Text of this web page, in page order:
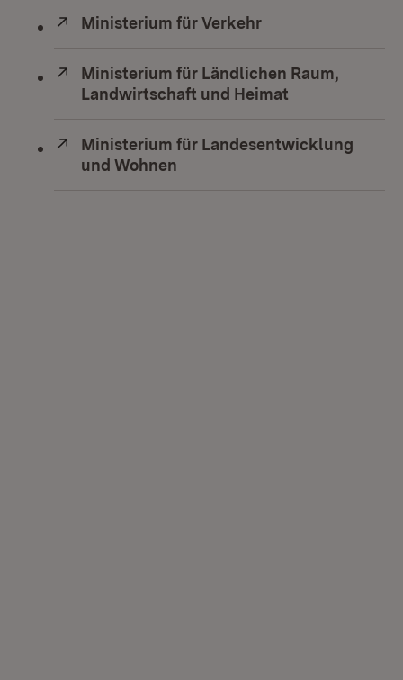
Extern:
Ministerium für Verkehr
Extern:
Ministerium für Ländlichen Raum,
Landwirtschaft und Heimat
Extern:
Ministerium für Landesentwicklung
und Wohnen